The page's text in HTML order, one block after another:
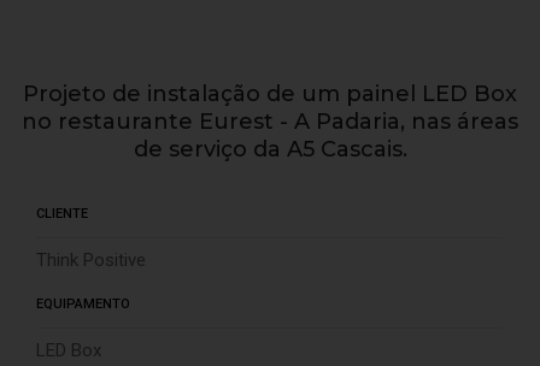
Projeto de instalação de um painel LED Box
no restaurante Eurest - A Padaria, nas áreas
de serviço da A5 Cascais.
CLIENTE
Think Positive
EQUIPAMENTO
LED Box